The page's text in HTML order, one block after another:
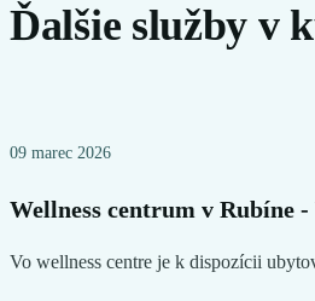
Ďalšie služby v
09 marec 2026
Wellness centrum v Rubíne
Vo wellness centre je k dispozícii